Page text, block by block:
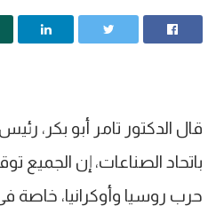
قال الدكتور تامر أبو بكر،
باتحاد الصناعات، إن الجميع
حرب روسيا وأوكرانيا، خاصة